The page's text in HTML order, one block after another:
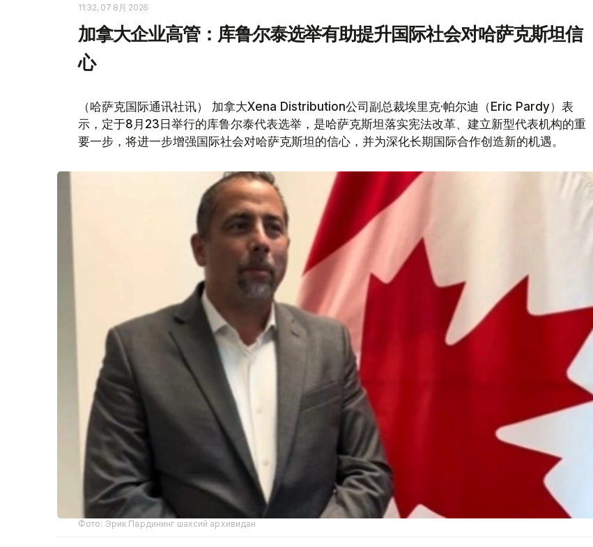
11:32, 07 8月 2026
加拿大企业高管：库鲁尔泰选举有助提升国际社会对哈萨克斯坦信
心
（哈萨克国际通讯社讯） 加拿大Xena Distribution公司副总裁埃里克·帕尔迪（Eric Pardy）表
示，定于8月23日举行的库鲁尔泰代表选举，是哈萨克斯坦落实宪法改革、建立新型代表机构的重
要一步，将进一步增强国际社会对哈萨克斯坦的信心，并为深化长期国际合作创造新的机遇。
Фото: Эрик Пардининг шахсий архивидан